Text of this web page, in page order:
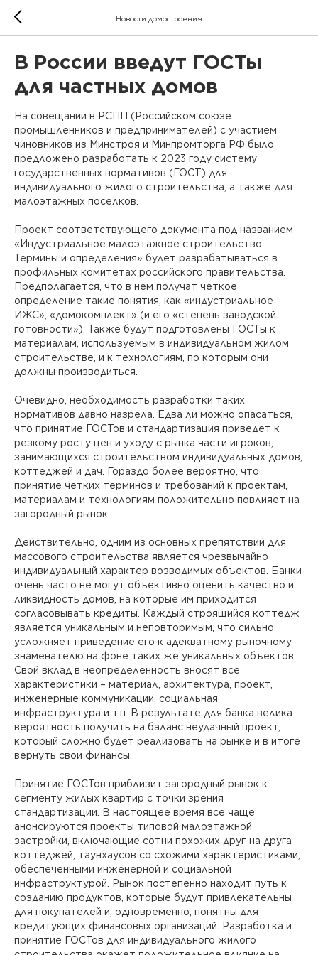
Новости домостроения
В России введут ГОСТы
для частных домов
На совещании в РСПП (Российском союзе
промышленников и предпринимателей) с участием
чиновников из Минстроя и Минпромторга РФ было
предложено разработать к 2023 году систему
государственных нормативов (ГОСТ) для
индивидуального жилого строительства, а также для
малоэтажных поселков.
Проект соответствующего документа под названием
«Индустриальное малоэтажное строительство.
Термины и определения» будет разрабатываться в
профильных комитетах российского правительства.
Предполагается, что в нем получат четкое
определение такие понятия, как «индустриальное
ИЖС», «домокомплект» (и его «степень заводской
готовности»). Также будут подготовлены ГОСТы к
материалам, используемым в индивидуальном жилом
строительстве, и к технологиям, по которым они
должны производиться.
Очевидно, необходимость разработки таких
нормативов давно назрела. Едва ли можно опасаться,
что принятие ГОСТов и стандартизация приведет к
резкому росту цен и уходу с рынка части игроков,
занимающихся строительством индивидуальных домов,
коттеджей и дач. Гораздо более вероятно, что
принятие четких терминов и требований к проектам,
материалам и технологиям положительно повлияет на
загородный рынок.
Действительно, одним из основных препятствий для
массового строительства является чрезвычайно
индивидуальный характер возводимых объектов. Банки
очень часто не могут объективно оценить качество и
ликвидность домов, на которые им приходится
согласовывать кредиты. Каждый строящийся коттедж
является уникальным и неповторимым, что сильно
усложняет приведение его к адекватному рыночному
знаменателю на фоне таких же уникальных объектов.
Свой вклад в неопределенность вносят все
характеристики – материал, архитектура, проект,
инженерные коммуникации, социальная
инфраструктура и т.п. В результате для банка велика
вероятность получить на баланс неудачный проект,
который сложно будет реализовать на рынке и в итоге
вернуть свои финансы.
Принятие ГОСТов приблизит загородный рынок к
сегменту жилых квартир с точки зрения
стандартизации. В настоящее время все чаще
анонсируются проекты типовой малоэтажной
застройки, включающие сотни похожих друг на друга
коттеджей, таунхаусов со схожими характеристиками,
обеспеченными инженерной и социальной
инфраструктурой. Рынок постепенно находит путь к
созданию продуктов, которые будут привлекательны
для покупателей и, одновременно, понятны для
кредитующих финансовых организаций. Разработка и
принятие ГОСТов для индивидуального жилого